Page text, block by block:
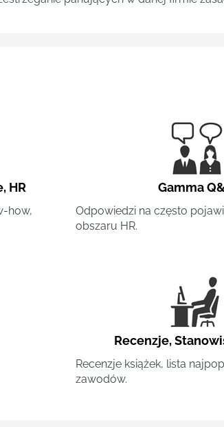
, HR
how,
Gamma
Odpowiedzi na często
obszaru HR.
Recenzje,
Recenzje książek, lista
zawodów.